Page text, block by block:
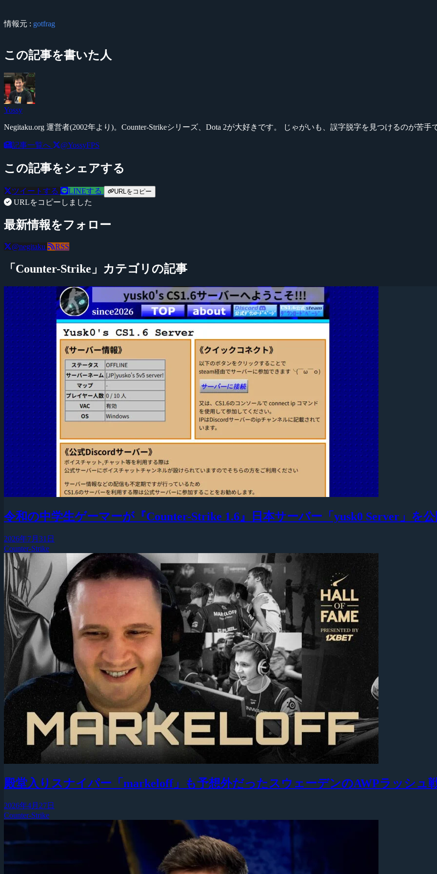
情報元 : gotfrag
この記事を書いた人
Yossy
Negitaku.org 運営者(2002年より)。Counter-Strikeシリーズ、Dota 2が大好きです。 じゃがいも、誤字脱字を見つけるのが苦
記事一覧へ @YossyFPS
この記事をシェアする
ツイートする LINEする URLをコピー
URLをコピーしました
最新情報をフォロー
@negitaku RSS
「Counter-Strike」カテゴリの記事
令和の中学生ゲーマーが『Counter-Strike 1.6』日本サーバー「yusk0 Server」を
2026年7月31日
Counter-Strike
殿堂入りスナイパー「markeloff」も予想外だったスウェーデンのAWPラッシュ
2026年4月27日
Counter-Strike